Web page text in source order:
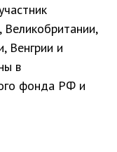
Венгрии и
в
фонда РФ и